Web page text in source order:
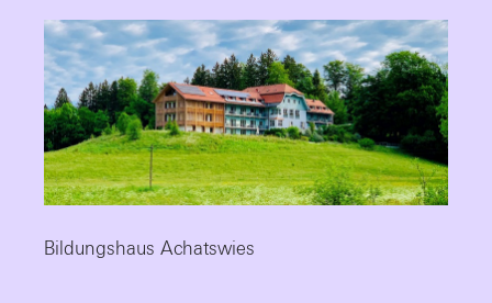
Bildungshaus Achatswies